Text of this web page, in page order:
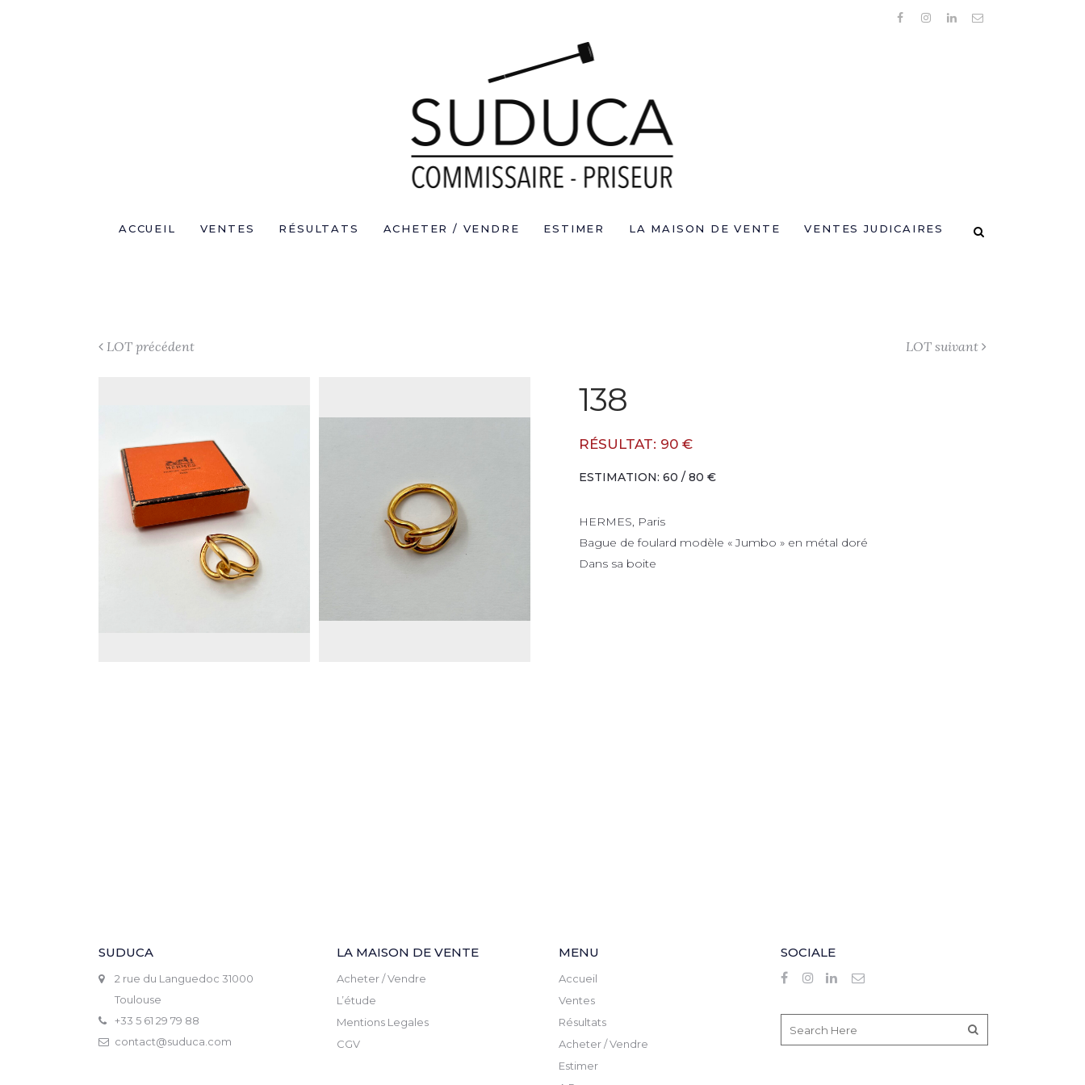
ACCUEIL VENTES RÉSULTATS ACHETER / VENDRE ESTIMER LA MAISON DE VENTE VENTES JUDICAIRES
LOT précédent LOT suivant
138
RÉSULTAT: 90 €
ESTIMATION: 60 / 80 €
HERMES, Paris
Bague de foulard modèle « Jumbo » en métal doré
Dans sa boite
SUDUCA
2 rue du Languedoc 31000
Toulouse
+33 5 61 29 79 88
contact@suduca.com
LA MAISON DE VENTE
Acheter / Vendre
L’étude
Mentions Legales
CGV
MENU
Accueil
Ventes
Résultats
Acheter / Vendre
Estimer
SOCIALE